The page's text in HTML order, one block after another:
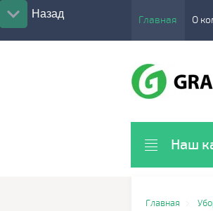
Главная О
Наш
Главная
Назад